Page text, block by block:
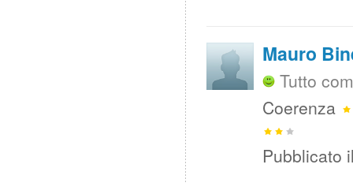
Mauro
Tutto
Coerenza
Pubblicato